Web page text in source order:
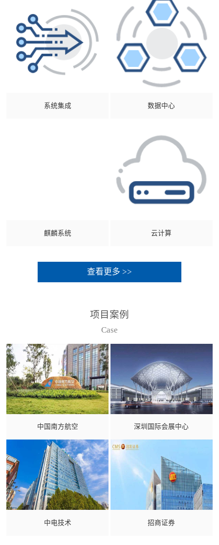
系统集成 数据中心
麒麟系统 云计算
查看更多 >>
项目案例
Case
中国南方航空 深圳国际会展中心
中电技术 招商证券